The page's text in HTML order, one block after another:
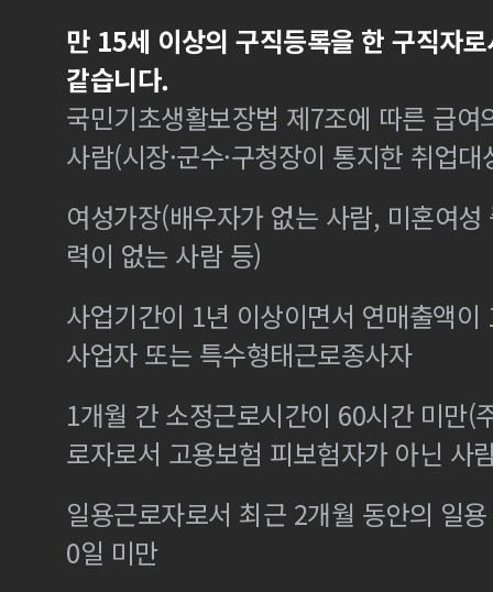
만 15세 이상의 구직등록을 한 구직자
같습니다.
국민기초생활보장법 제7조에 따른 급
사람(시장·군수·구청장이 통지한 취업
여성가장(배우자가 없는 사람, 미혼여
력이 없는 사람 등)
사업기간이 1년 이상이면서 연매출액
사업자 또는 특수형태근로종사자
1개월 간 소정근로시간이 60시간 미만(
로자로서 고용보험 피보험자가 아닌 사
일용근로자로서 최근 2개월 동안의 일
0일 미만